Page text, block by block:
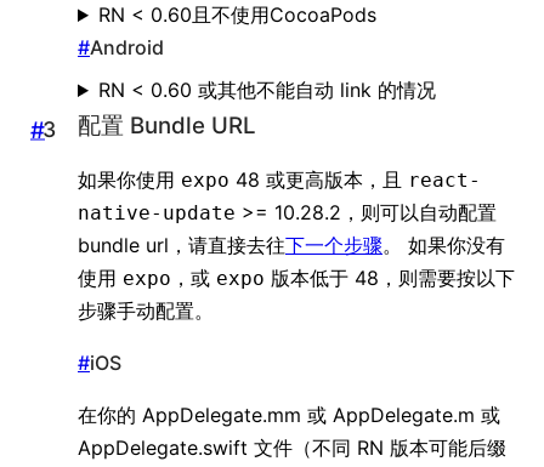
RN < 0.60且不使用CocoaPods
#Android
RN < 0.60 或其他不能自动 link 的情况
# 配置 Bundle URL
如果你使用 expo 48 或更高版本，且 react-
native-update >= 10.28.2，则可以自动配置
bundle url，请直接去往下一个步骤。 如果你没有
使用 expo ，或 expo 版本低于 48，则需要按以下
步骤手动配置。
#iOS
在你的 AppDelegate.mm 或 AppDelegate.m 或
AppDelegate.swift 文件（不同 RN 版本可能后缀